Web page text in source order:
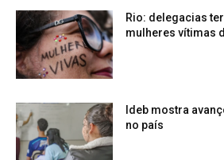
Rio: delegacias
mulheres vítimas
Ideb mostra
no país